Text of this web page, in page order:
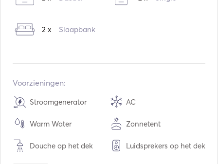
Watercapaciteit:380 L
2 x Slaapbank
Voorzieningen:
Stroomgenerator AC
Warm Water Zonnetent
Douche op het dek Luidsprekers op het dek